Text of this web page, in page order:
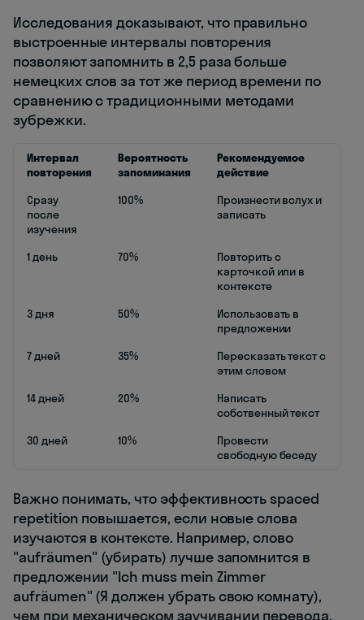
Исследования доказывают, что правильно
выстроенные интервалы повторения
позволяют запомнить в 2,5 раза больше
немецких слов за тот же период времени по
сравнению с традиционными методами
зубрежки.
Интервал
повторения
Вероятность
запоминания
Рекомендуемое
действие
Сразу
после
изучения
100%
Произнести вслух и
записать
1 день 70%
Повторить с
карточкой или в
контексте
3 дня
50%
Использовать в
предложении
7 дней
35%
Пересказать текст с
этим словом
14 дней
20%
Написать
собственный текст
30 дней
10%
Провести
свободную беседу
Важно понимать, что эффективность spaced
repetition повышается, если новые слова
изучаются в контексте. Например, слово
"aufräumen" (убирать) лучше запомнится в
предложении "Ich muss mein Zimmer
aufräumen" (Я должен убрать свою комнату),
чем при механическом заучивании перевода.